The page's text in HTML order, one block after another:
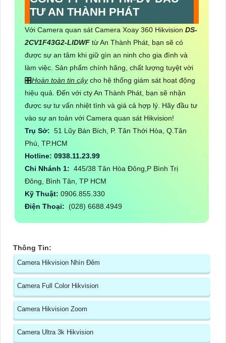
TƯ AN THÀNH PHÁT
Với Camera quan sát Camera Xoay 360 Hikvision DS-
2CV1F43G2-LIDWF từ An Thành Phát, bạn sẽ có
được sự an tâm khi giữ gìn an ninh cho gia đình và
làm việc. Sản phẩm chính hãng, chất lượng tuyệt vời
🎛Hoàn toàn tin cậycho hệ thống giám sát hoạt động
hiệu quả. Đến với cty An Thành Phát, bạn sẽ nhận
được sự tư vấn nhiệt tình và giá cả hợp lý. Hãy đầu tư
vào sự an toàn với Camera quan sát Hikvision!
Trụ Sở: 51 Lũy Bán Bích, P. Tân Thới Hòa, Q.Tân
Phú, TP.HCM
Hotline: 0938.11.23.99
Chi Nhánh 1: 445/38 Tân Hòa Đông,P Bình Trị
Đông, Bình Tân, TP HCM
Kỹ Thuật: 0906.855.330
Điện Thoại: (028) 6688.4949
Thông Tin:
Camera Hikvision Nhìn Đêm
Camera Full Color Hikvision
Camera Hikvision Zoom
Camera Ultra 3k Hikvision